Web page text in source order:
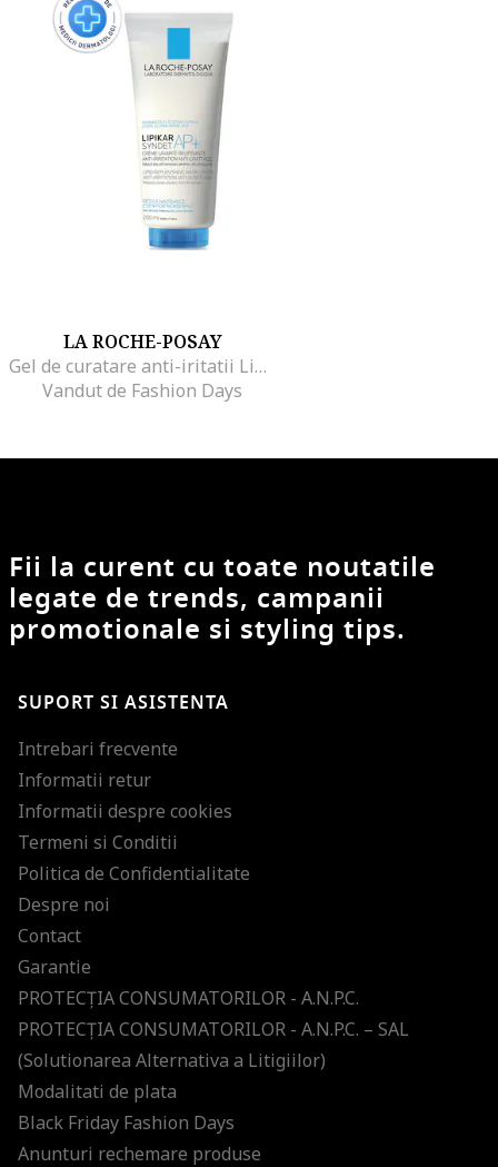
LA ROCHE-POSAY
Gel de curatare anti-iritatii Lipikar Syndet pentru bebelusi, copii si adulti, 200 ml
Vandut de Fashion Days
Fii la curent cu toate noutatile
legate de trends, campanii
promotionale si styling tips.
SUPORT SI ASISTENTA
Intrebari frecvente
Informatii retur
Informatii despre cookies
Termeni si Conditii
Politica de Confidentialitate
Despre noi
Contact
Garantie
PROTECŢIA CONSUMATORILOR - A.N.P.C.
PROTECŢIA CONSUMATORILOR - A.N.P.C. – SAL
(Solutionarea Alternativa a Litigiilor)
Modalitati de plata
Black Friday Fashion Days
Anunturi rechemare produse